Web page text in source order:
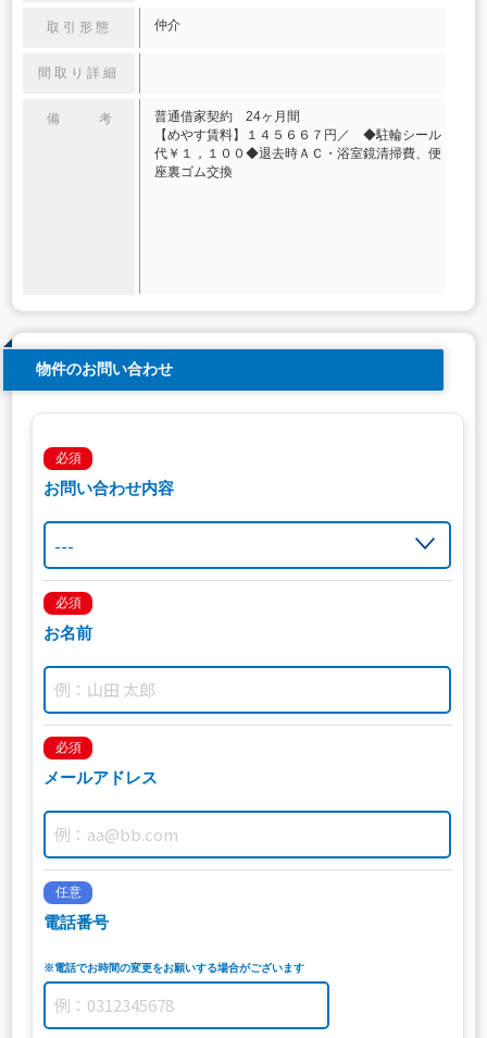
取引形態 仲介
間取り詳細
備 考
普通借家契約 24ヶ月間
【めやす賃料】１４５６６７円／ ◆駐輪シール
代￥１，１００◆退去時ＡＣ・浴室鏡清掃費、便
座裏ゴム交換
物件のお問い合わせ
必須
お問い合わせ内容
必須
お名前
必須
メールアドレス
任意
電話番号
※電話でお時間の変更をお願いする場合がございます